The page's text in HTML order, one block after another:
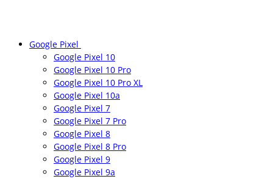
Google Pixel
Google Pixel 10
Google Pixel 10 Pro
Google Pixel 10 Pro XL
Google Pixel 10a
Google Pixel 7
Google Pixel 7 Pro
Google Pixel 8
Google Pixel 8 Pro
Google Pixel 9
Google Pixel 9a